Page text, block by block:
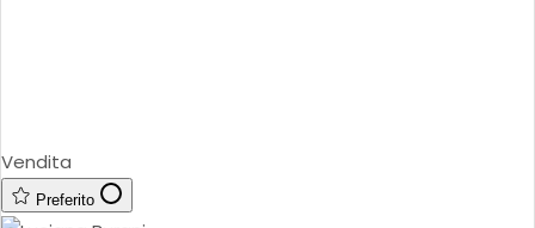
Vendita
Preferito